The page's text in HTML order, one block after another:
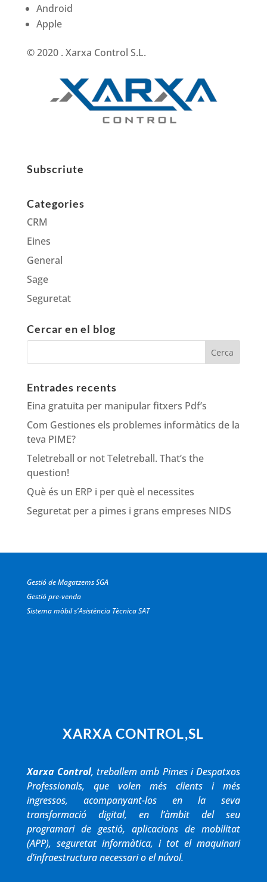
Android
Apple
© 2020 . Xarxa Control S.L.
Subscriute
Categories
CRM
Eines
General
Sage
Seguretat
Cercar en el blog
Entrades recents
Eina gratuïta per manipular fitxers Pdf’s
Com Gestiones els problemes informàtics de la
teva PIME?
Teletreball or not Teletreball. That’s the
question!
Què és un ERP i per què el necessites
Seguretat per a pimes i grans empreses NIDS
Gestió de Magatzems SGA
Gestió pre-venda
Sistema mòbil s'Asistència Tècnica SAT
XARXA CONTROL,SL
Xarxa Control, treballem amb Pimes i Despatxos
Professionals, que volen més clients i més
ingressos, acompanyant-los en la seva
transformació digital, en l’àmbit del seu
programari de gestió, aplicacions de mobilitat
(APP), seguretat informàtica, i tot el maquinari
d’infraestructura necessari o el núvol.